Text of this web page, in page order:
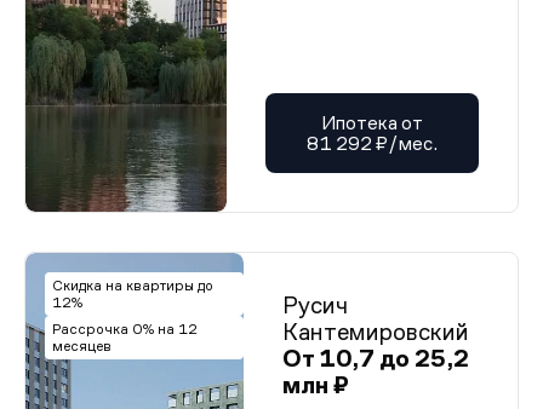
Ипотека от
81 292 ₽/мес.
Скидка на квартиры до
12%
Рассрочка 0% на 12
месяцев
Русич
Кантемировский
От 10,7 до 25,2
млн ₽